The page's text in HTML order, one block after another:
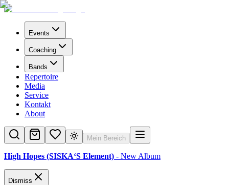
Events
Coaching
Bands
Repertoire
Media
Service
Kontakt
About
Mein Bereich
High Hopes (SISKA‘S Element) - New Album
Dismiss